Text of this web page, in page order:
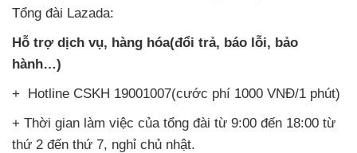
Tổng đài Lazada:
Hỗ trợ dịch vụ, hàng hóa(đổi trả, báo lỗi, bảo
hành…)
+ Hotline CSKH 19001007(cước phí 1000 VNĐ/1 phút)
+ Thời gian làm việc của tổng đài từ 9:00 đến 18:00 từ
thứ 2 đến thứ 7, nghỉ chủ nhật.